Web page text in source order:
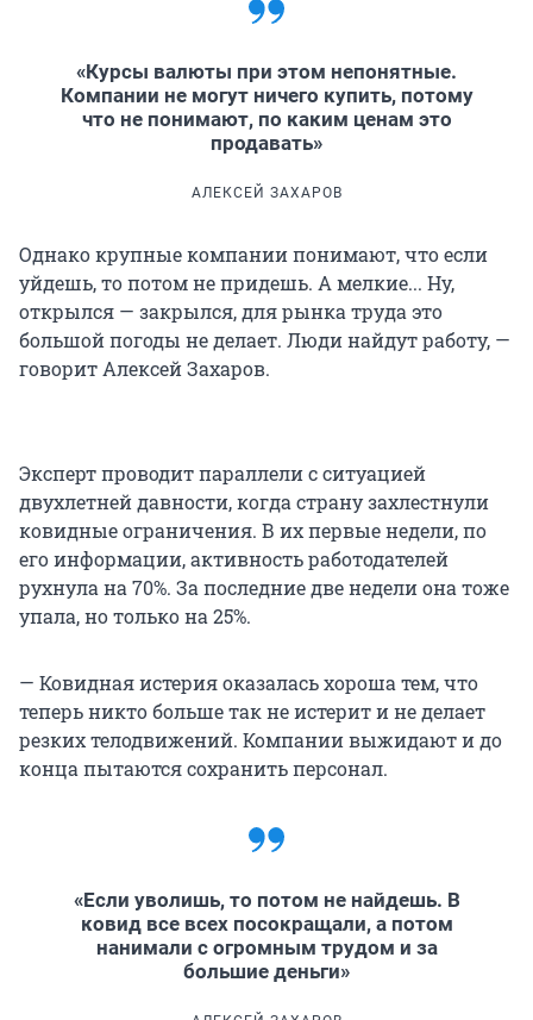
«Курсы валюты при этом непонятные.
Компании не могут ничего купить, потому
что не понимают, по каким ценам это
продавать»
АЛЕКСЕЙ ЗАХАРОВ
Однако крупные компании понимают, что если
уйдешь, то потом не придешь. А мелкие... Ну,
открылся — закрылся, для рынка труда это
большой погоды не делает. Люди найдут работу, —
говорит Алексей Захаров.
Эксперт проводит параллели с ситуацией
двухлетней давности, когда страну захлестнули
ковидные ограничения. В их первые недели, по
его информации, активность работодателей
рухнула на 70%. За последние две недели она тоже
упала, но только на 25%.
— Ковидная истерия оказалась хороша тем, что
теперь никто больше так не истерит и не делает
резких телодвижений. Компании выжидают и до
конца пытаются сохранить персонал.
«Если уволишь, то потом не найдешь. В
ковид все всех посокращали, а потом
нанимали с огромным трудом и за
большие деньги»